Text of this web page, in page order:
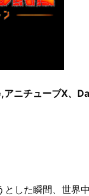
ニチューブX、
した瞬間、世界